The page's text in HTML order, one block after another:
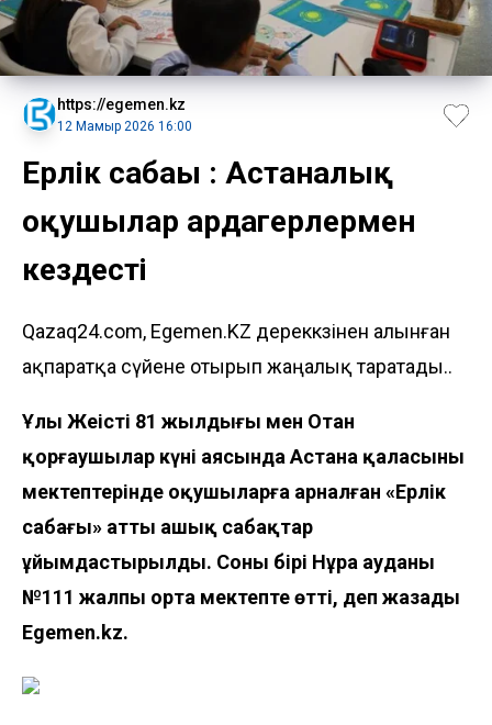
https://egemen.kz
12 Мамыр 2026 16:00
Ерлік сабағы : Астаналық
оқушылар ардагерлермен
кездесті
Qazaq24.com, Egemen.KZ дереккөзінен алынған
ақпаратқа сүйене отырып жаңалық таратады..
Ұлы Жеңістің 81 жылдығы мен Отан
қорғаушылар күні аясында Астана қаласының
мектептерінде оқушыларға арналған «Ерлік
сабағы» атты ашық сабақтар
ұйымдастырылды. Соның бірі Нұра ауданы
№111 жалпы орта мектепте өтті, деп жазады
Egemen.kz.